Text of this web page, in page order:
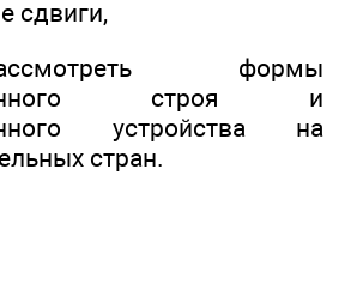
сдвиги,
формы
строя и
устройства на
стран.